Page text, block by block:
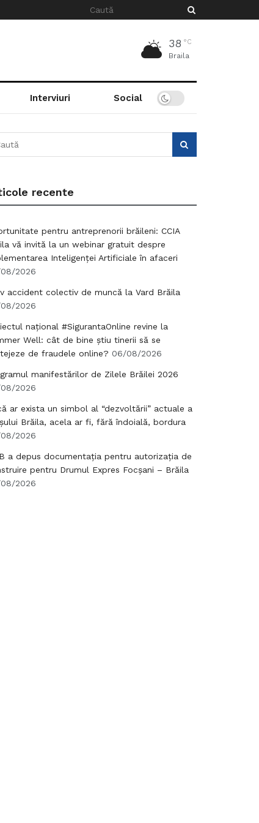
38 °C
Braila
Interviuri Social
recente
pentru antreprenorii brăileni: CCIA
vă invită la un webinar gratuit despre
Inteligenței Artificiale în afaceri
2026
accident colectiv de muncă la Vard Brăila
2026
național #SigurantaOnline revine la
Well: cât de bine știu tinerii să se
de fraudele online? 06/08/2026
manifestărilor de Zilele Brăilei 2026
2026
ar exista un simbol al “dezvoltării” actuale a
Brăila, acela ar fi, fără îndoială, bordura
2026
a depus documentația pentru autorizația de
pentru Drumul Expres Focșani – Brăila
2026